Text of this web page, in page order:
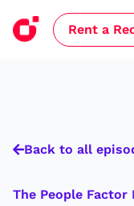
Rent a
Back to all
The People Factor